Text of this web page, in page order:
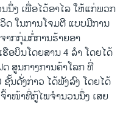
ງ ເພື່ອໄວ້ອາໄລ ໃຫ້ແກ່ພວກ
ດ ໃນການໂຈມຕີ ແບບມີການ
າກກຸ່ມກໍ່ການຮ້າຍອາ
ອບິນໂດຍສານ 4 ລຳ ໂດຍໄດ້
ສູນກາງການຄ້າໂລກ ທີ່
ນດັ່ງກ່າວ ໄດ້ພັງລົງ ໂດຍໄດ້
າໜ້າທີ່ກູ້ໄພຈຳນວນນຶ່ງ ເສຍ